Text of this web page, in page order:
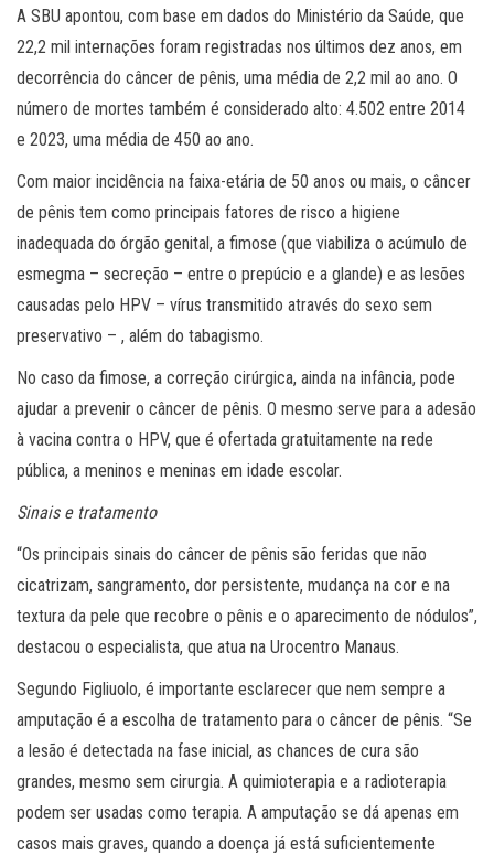
A SBU apontou, com base em dados do Ministério da Saúde, que
22,2 mil internações foram registradas nos últimos dez anos, em
decorrência do câncer de pênis, uma média de 2,2 mil ao ano. O
número de mortes também é considerado alto: 4.502 entre 2014
e 2023, uma média de 450 ao ano.
Com maior incidência na faixa-etária de 50 anos ou mais, o câncer
de pênis tem como principais fatores de risco a higiene
inadequada do órgão genital, a fimose (que viabiliza o acúmulo de
esmegma – secreção – entre o prepúcio e a glande) e as lesões
causadas pelo HPV – vírus transmitido através do sexo sem
preservativo – , além do tabagismo.
No caso da fimose, a correção cirúrgica, ainda na infância, pode
ajudar a prevenir o câncer de pênis. O mesmo serve para a adesão
à vacina contra o HPV, que é ofertada gratuitamente na rede
pública, a meninos e meninas em idade escolar.
Sinais e tratamento
“Os principais sinais do câncer de pênis são feridas que não
cicatrizam, sangramento, dor persistente, mudança na cor e na
textura da pele que recobre o pênis e o aparecimento de nódulos”,
destacou o especialista, que atua na Urocentro Manaus.
Segundo Figliuolo, é importante esclarecer que nem sempre a
amputação é a escolha de tratamento para o câncer de pênis. “Se
a lesão é detectada na fase inicial, as chances de cura são
grandes, mesmo sem cirurgia. A quimioterapia e a radioterapia
podem ser usadas como terapia. A amputação se dá apenas em
casos mais graves, quando a doença já está suficientemente